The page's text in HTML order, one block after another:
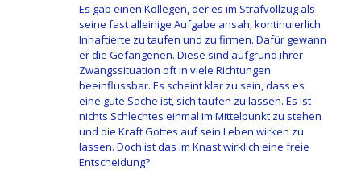
Es gab einen Kollegen, der es im Strafvollzug als
seine fast alleinige Aufgabe ansah, kontinuierlich
Inhaftierte zu taufen und zu firmen. Dafür gewann
er die Gefangenen. Diese sind aufgrund ihrer
Zwangssituation oft in viele Richtungen
beeinflussbar. Es scheint klar zu sein, dass es
eine gute Sache ist, sich taufen zu lassen. Es ist
nichts Schlechtes einmal im Mittelpunkt zu stehen
und die Kraft Gottes auf sein Leben wirken zu
lassen. Doch ist das im Knast wirklich eine freie
Entscheidung?